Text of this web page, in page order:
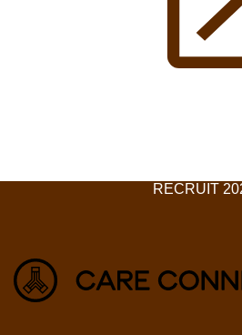
RECRUIT